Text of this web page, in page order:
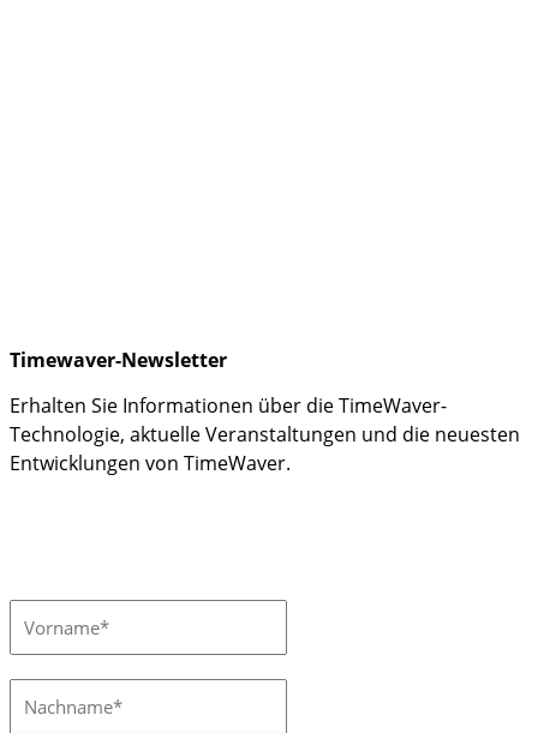
Timewaver-Newsletter
Erhalten Sie Informationen über die TimeWaver-
Technologie, aktuelle Veranstaltungen und die neuesten
Entwicklungen von TimeWaver.